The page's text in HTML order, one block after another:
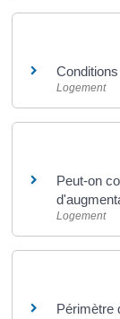
Logement
Peut-on
Logement
Périmètre